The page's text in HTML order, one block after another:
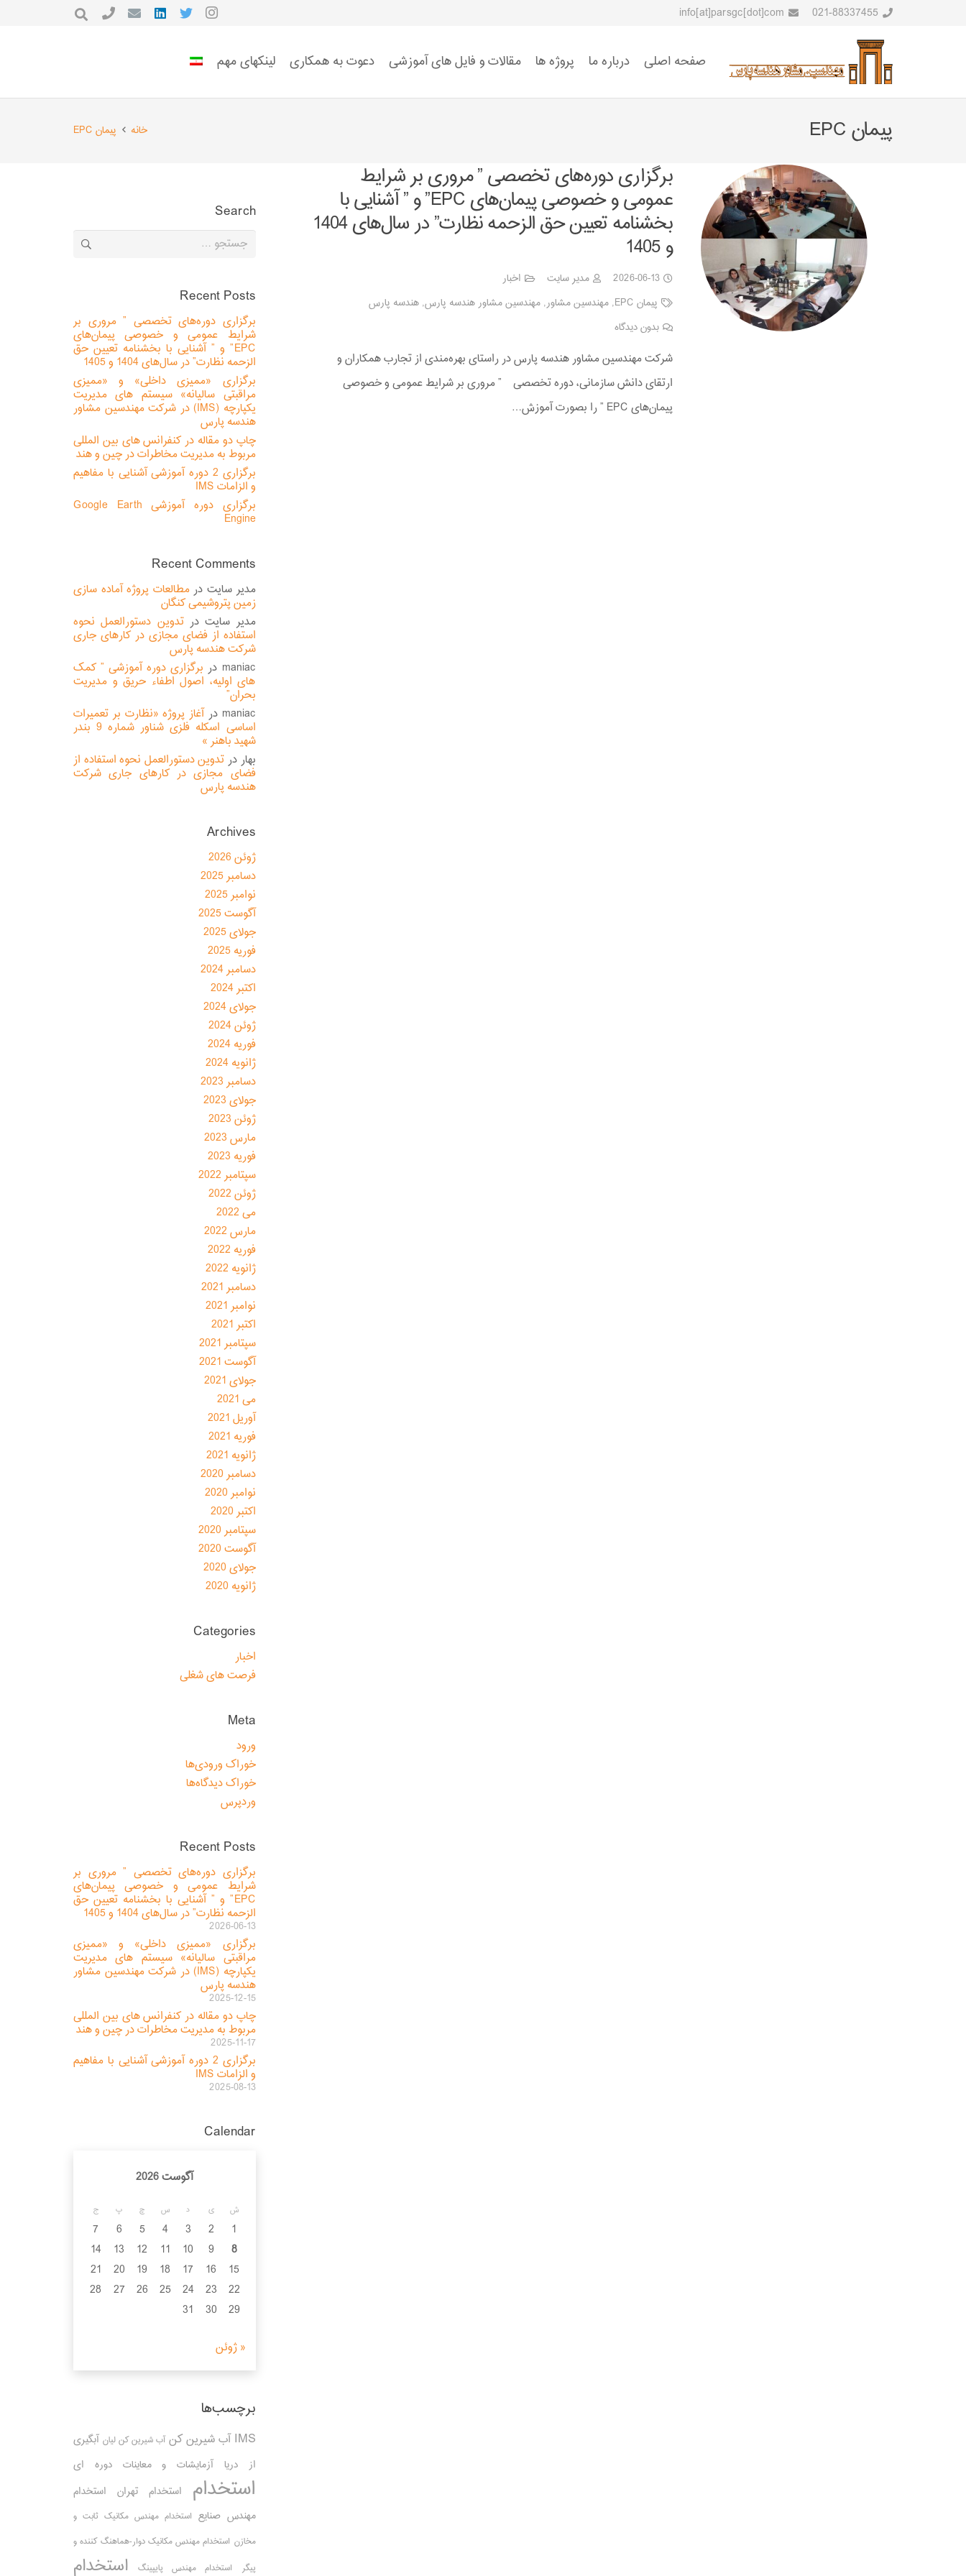
021-88337455
info[at]parsgc[dot]com
صفحه اصلی درباره ما پروژه ها مقالات و فایل های آموزشی دعوت به همکاری لینکهای مهم
پیمان EPC خانه پیمان EPC
برگزاری دوره‌های تخصصی ” مروری بر شرایط
عمومی و خصوصی پیمان‌های EPC” و ” آشنایی با
بخشنامه تعیین حق الزحمه نظارت” در سال‌های 1404
و 1405
2026-06-13 مدیر سایت
اخبار
پیمان EPC
,مهندسین مشاور,مهندسین مشاور هندسه پارس,هندسه پارس
بدون دیدگاه
شرکت مهندسین مشاور هندسه پارس در راستای بهره‌مندی از تجارب همکاران و
ارتقای دانش سازمانی، دوره تخصصی ” مروری بر شرایط عمومی و خصوصی
پیمان‌های EPC ” را بصورت آموزش…
Search
جستجو
Recent Posts
برگزاری دوره‌های تخصصی ” مروری بر
شرایط عمومی و خصوصی پیمان‌های
EPC” و ” آشنایی با بخشنامه تعیین حق
الزحمه نظارت” در سال‌های 1404 و 1405
برگزاری «ممیزی داخلی» و «ممیزی
مراقبتی سالیانه» سیستم های مدیریت
یکپارچه (IMS) در شرکت مهندسین مشاور
هندسه پارس
چاپ دو مقاله در کنفرانس های بین المللی
مربوط به مدیریت مخاطرات در چین و هند
برگزاری 2 دوره آموزشی آشنایی با مفاهیم
و الزامات IMS
برگزاری دوره آموزشی Google Earth
Engine
Recent Comments
مدیر سایت درمطالعات پروژه آماده سازی
زمین پتروشیمی کنگان
مدیر سایتدرتدوین دستورالعمل نحوه
استفاده از فضای مجازی در کارهای جاری
شرکت هندسه پارس
maniac در برگزاری دوره آموزشی ” کمک
های اولیه، اصول اطفاء حریق و مدیریت
بحران”
maniac درآغاز پروژه «نظارت بر تعمیرات
اساسی اسکله فلزی شناور شماره 9 بندر
شهید باهنر »
بهار در تدوین دستورالعمل نحوه استفاده از
فضای مجازی در کارهای جاری شرکت
هندسه پارس
Archives
ژوئن 2026
دسامبر 2025
نوامبر 2025
آگوست 2025
جولای 2025
فوریه 2025
دسامبر 2024
اکتبر 2024
جولای 2024
ژوئن 2024
فوریه 2024
ژانویه 2024
دسامبر 2023
جولای 2023
ژوئن 2023
مارس 2023
فوریه 2023
سپتامبر 2022
ژوئن 2022
می 2022
مارس 2022
فوریه 2022
ژانویه 2022
دسامبر 2021
نوامبر 2021
اکتبر 2021
سپتامبر 2021
آگوست 2021
جولای 2021
می 2021
آوریل 2021
فوریه 2021
ژانویه 2021
دسامبر 2020
نوامبر 2020
اکتبر 2020
سپتامبر 2020
آگوست 2020
جولای 2020
ژانویه 2020
Categories
اخبار
فرصت های شغلی
Meta
ورود
خوراک ورودی‌ها
خوراک دیدگاه‌ها
وردپرس
Recent Posts
برگزاری دوره‌های تخصصی ” مروری بر
شرایط عمومی و خصوصی پیمان‌های
EPC” و ” آشنایی با بخشنامه تعیین حق
الزحمه نظارت” در سال‌های 1404 و 1405
2026-06-13
برگزاری «ممیزی داخلی» و «ممیزی
مراقبتی سالیانه» سیستم های مدیریت
یکپارچه (IMS) در شرکت مهندسین مشاور
هندسه پارس
2025-12-15
چاپ دو مقاله در کنفرانس های بین المللی
مربوط به مدیریت مخاطرات در چین و هند
2025-11-17
برگزاری 2 دوره آموزشی آشنایی با مفاهیم
و الزامات IMS
2025-08-13
Calendar
آگوست 2026
ش ی د س چ پ ج
1
2
3
4
5
6
7
8
9
10
11
12
13
14
15
16
17
18
19
20
21
22
23
24
25
26
27
28
29
30
31
« ژوئن
برچسب‌ها
IMS آب شیرین کن آب شیرین کن لیان آبگیری
از دریا
آزمایشات و معاینات دوره ای
استخدام استخدام تهران
استخدام
مهندس صنایع استخدام مهندس مکانیک ثابت و
مخازن استخدام مهندس مکانیک دوار-هماهنگ کننده و
پیگر
استخدام مهندس پایپینگ استخدام